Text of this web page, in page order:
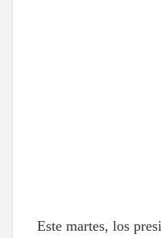
Este martes, los